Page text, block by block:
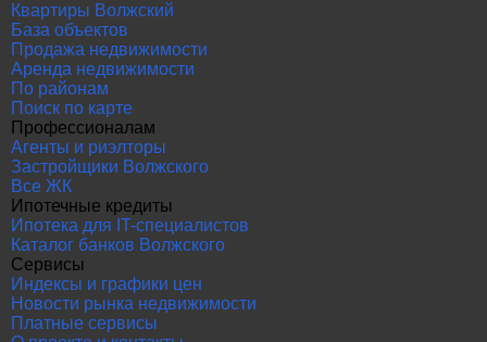
Квартиры Волжский
База объектов
Продажа недвижимости
Аренда недвижимости
По районам
Поиск по карте
Профессионалам
Агенты и риэлторы
Застройщики Волжского
Все ЖК
Ипотечные кредиты
Ипотека для IT-специалистов
Каталог банков Волжского
Сервисы
Индексы и графики цен
Новости рынка недвижимости
Платные сервисы